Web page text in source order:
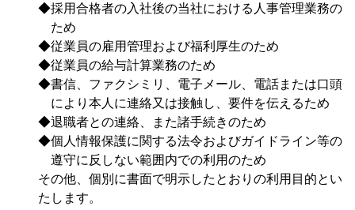
◆採用合格者の入社後の当社における人事管理業務の
ため
◆従業員の雇用管理および福利厚生のため
◆従業員の給与計算業務のため
◆書信、ファクシミリ、電子メール、電話または口頭
により本人に連絡又は接触し、要件を伝えるため
◆退職者との連絡、また諸手続きのため
◆個人情報保護に関する法令およびガイドライン等の
遵守に反しない範囲内での利用のため
その他、個別に書面で明示したとおりの利用目的とい
たします。